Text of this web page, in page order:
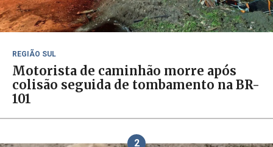
REGIÃO SUL
Motorista de caminhão morre após
colisão seguida de tombamento na BR-
101
2